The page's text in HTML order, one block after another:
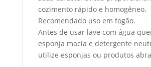
cozimento rápido e homogêneo.
Recomendado uso em fogão.
Antes de usar lave com água
esponja macia e detergente
utilize esponjas ou produtos